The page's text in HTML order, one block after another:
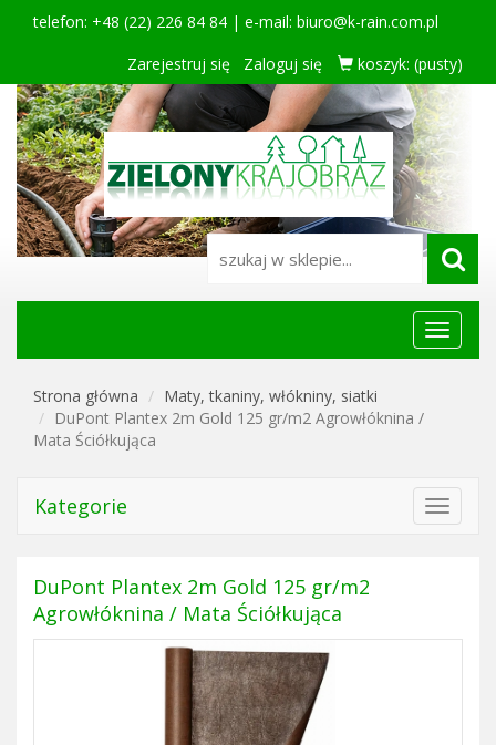
telefon: +48 (22) 226 84 84 | e-mail: biuro@k-rain.com.pl
Zarejestruj się
Zaloguj się koszyk: (pusty)
Menu
główne
Strona główna
Maty, tkaniny, włókniny, siatki
DuPont Plantex 2m Gold 125 gr/m2 Agrowłóknina /
Mata Ściółkująca
Kategorie
Toggle
DuPont Plantex 2m Gold 125 gr/m2
Agrowłóknina / Mata Ściółkująca